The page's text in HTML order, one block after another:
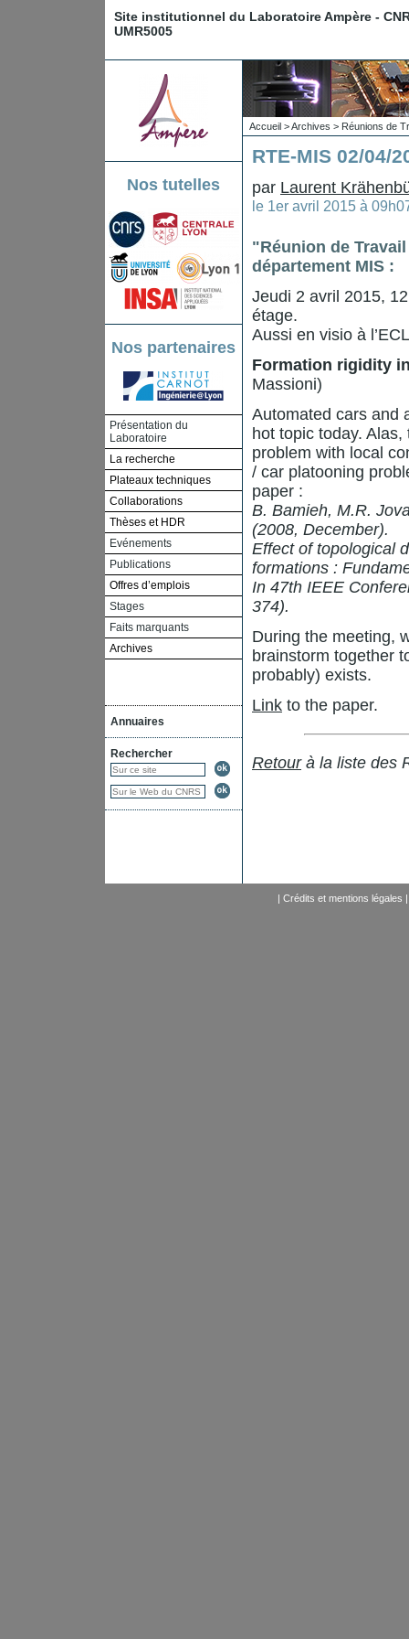
Site institutionnel du Laboratoire Ampère -
UMR5005
Nos tutelles
Nos partenaires
Présentation du
Laboratoire
La recherche
Plateaux techniques
Collaborations
Thèses et HDR
Evénements
Publications
Offres d’emplois
Stages
Faits marquants
Archives
Annuaires
Rechercher
Accueil >Archives > Réunions de
RTE-MIS 02/04/
par Laurent
le 1er avril 2015 à
"Réunion de
département MIS :
Jeudi 2 avril 2015,
étage.
Aussi en visio à
Formation rigidity
Massioni)
Automated cars and
hot topic today.
problem with local
/ car platooning
paper :
B. Bamieh, M.R.
(2008, December).
Effect of topological
formations :
In 47th IEEE
374).
During the meeting,
brainstorm together
probably) exists.
Link to the paper.
Retourà la liste des
| Crédits et mentions légales